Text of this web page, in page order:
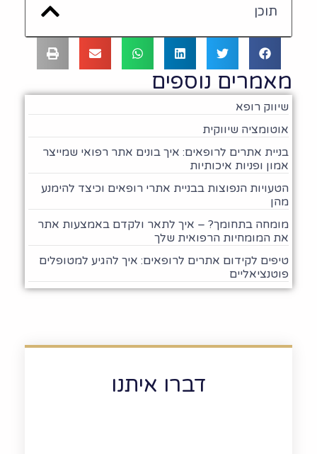
תוכן
מאמרים נוספים
שיווק רופא
אוטומציה שיווקית
בניית אתרים לרופאים: איך בונים אתר רפואי שמייצר
אמון ופניות איכותיות
הטעויות הנפוצות בבניית אתרי רופאים וכיצד להימנע
מהן
מומחה בתחומך? – איך לתאר ולקדם באמצעות אתר
את המומחיות הרפואית שלך
טיפים לקידום אתרים לרופאים: איך להגיע למטופלים
פוטנציאליים
דברו איתנו